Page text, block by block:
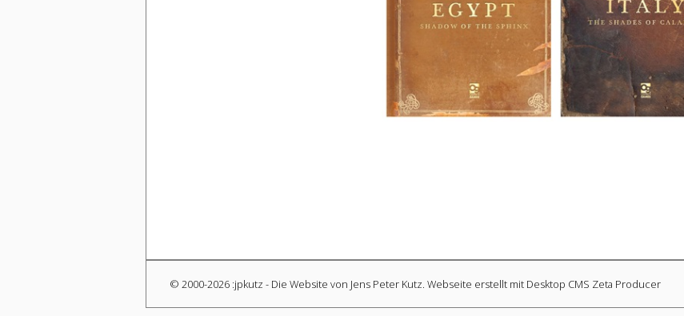
© 2000-2026 :jpkutz - Die Website von Jens Peter Kutz. Webseite erstellt mit Desktop CMS Zeta Producer